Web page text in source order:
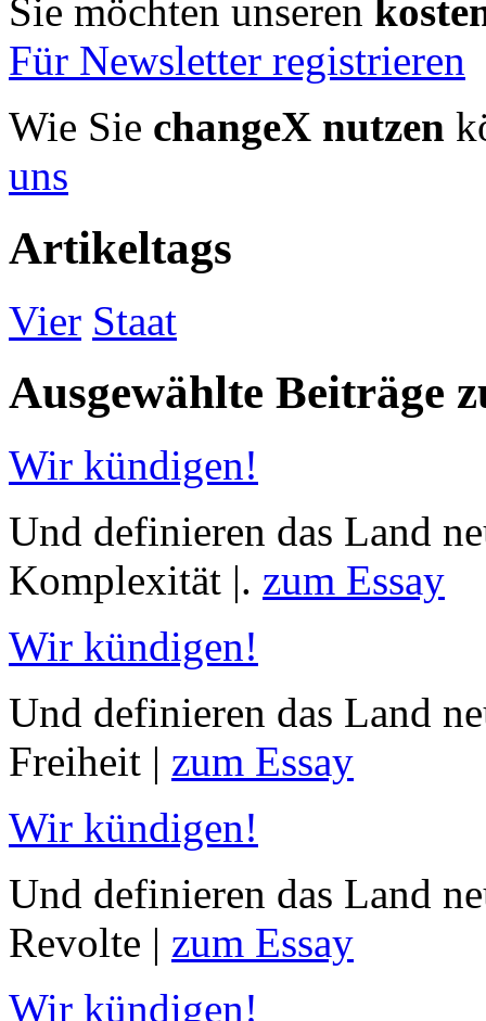
Sie möchten unseren
Für Newsletter registrieren
Wie Sie changeX nutzen
uns
Artikeltags
Vier Staat
Ausgewählte Beiträge
Wir kündigen!
Und definieren das Land
Komplexität |. zum Essay
Wir kündigen!
Und definieren das Land
Freiheit | zum Essay
Wir kündigen!
Und definieren das Land
Revolte | zum Essay
Wir kündigen!